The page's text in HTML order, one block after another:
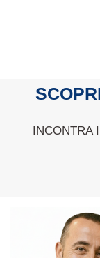
INCONTRA